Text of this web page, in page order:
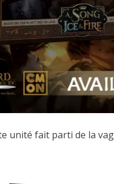
unité fait parti de la